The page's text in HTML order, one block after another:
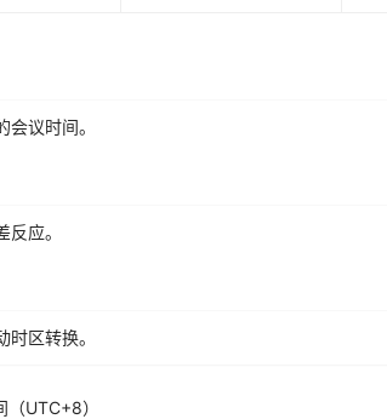
议时间。
应。
区转换。
UTC+8）